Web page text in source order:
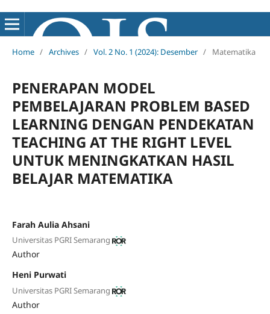
Home / Archives / Vol. 2 No. 1 (2024): Desember / Matematika
PENERAPAN MODEL
PEMBELAJARAN PROBLEM BASED
LEARNING DENGAN PENDEKATAN
TEACHING AT THE RIGHT LEVEL
UNTUK MENINGKATKAN HASIL
BELAJAR MATEMATIKA
Farah Aulia Ahsani
Universitas PGRI Semarang
Author
Heni Purwati
Universitas PGRI Semarang
Author